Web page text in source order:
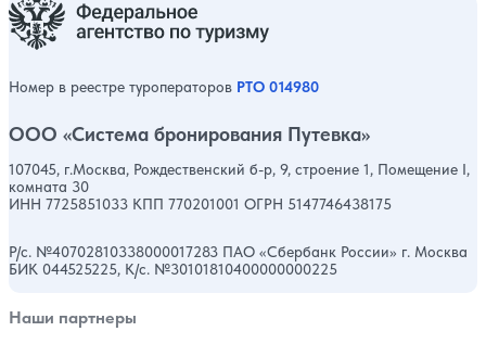
Номер в реестре туроператоров РТО 014980
ООО «Система бронирования Путевка»
107045, г.Москва, Рождественский б-р, 9, строение 1, Помещение I,
комната 30
ИНН 7725851033 КПП 770201001 ОГРН 5147746438175
Р/с. №40702810338000017283 ПАО «Сбербанк России» г. Москва
БИК 044525225, К/с. №30101810400000000225
Наши партнеры